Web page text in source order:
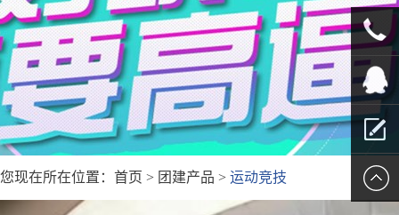
您现在所在位置： 首页 > 团建产品 > 运动竞技
010-
QQ客服
留言报